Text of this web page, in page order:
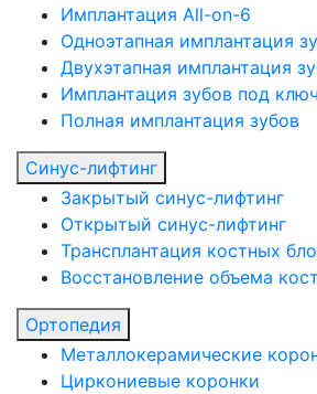
Имплантация All-on-6
Одноэтапная имплантация
Двухэтапная имплантация
Имплантация зубов под ключ
Полная имплантация зубов
Синус-лифтинг
Закрытый синус-лифтинг
Открытый синус-лифтинг
Трансплантация костных
Восстановление объема
Ортопедия
Металлокерамические
Циркониевые коронки